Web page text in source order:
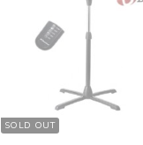
SOLD OUT